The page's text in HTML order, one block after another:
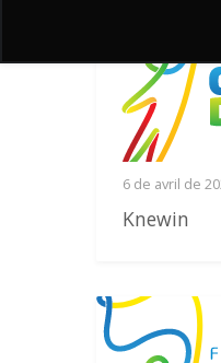
6 de avril de
Knewin